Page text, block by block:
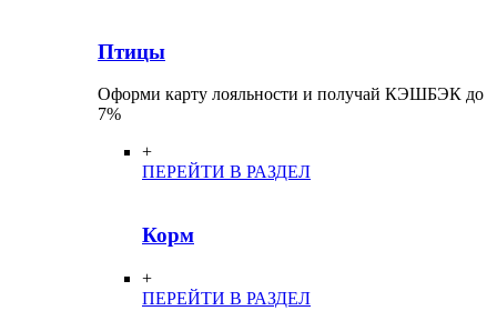
Птицы
Оформи карту лояльности и получай КЭШБЭК до
7%
+
ПЕРЕЙТИ В РАЗДЕЛ
Корм
+
ПЕРЕЙТИ В РАЗДЕЛ